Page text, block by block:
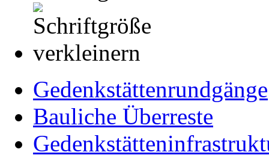
Gedenkstättenrundgänge
Bauliche Überreste